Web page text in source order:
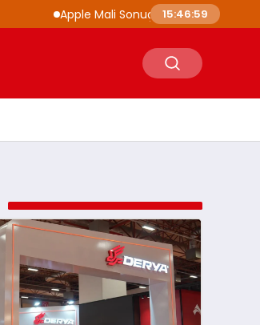
Apple Mali Sonuçlarını Açıkladı iPhone ve
15:47:00